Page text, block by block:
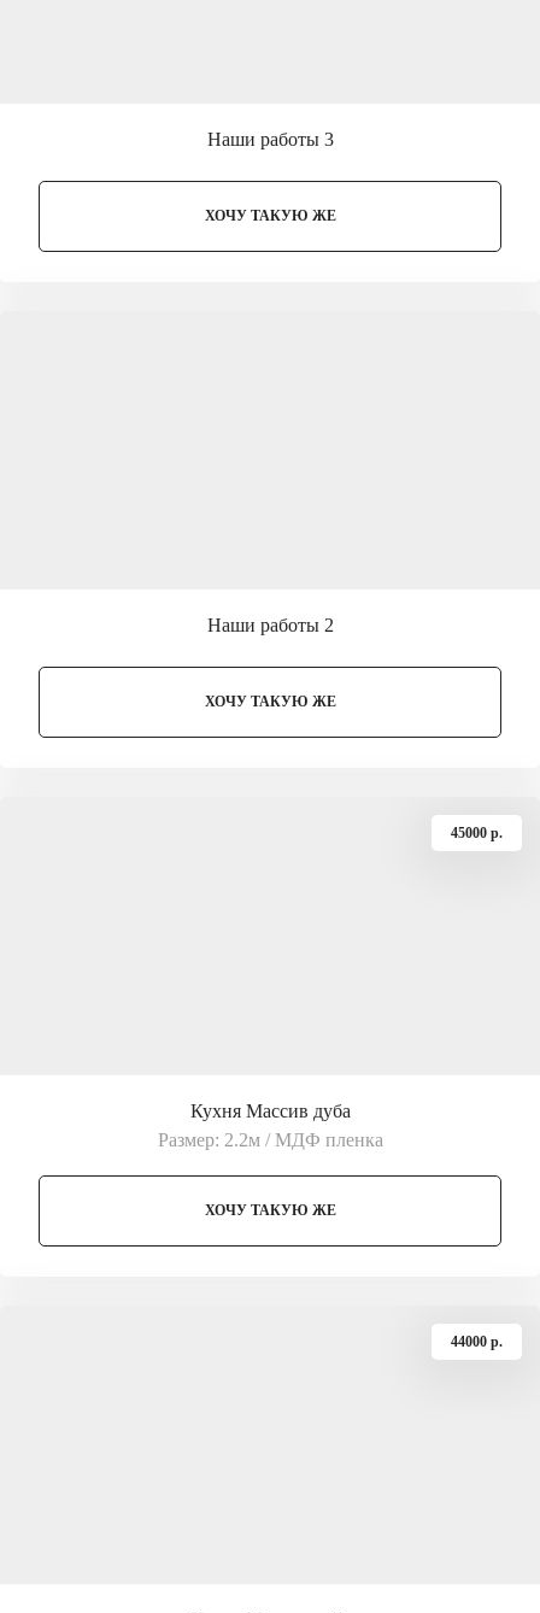
Наши работы 3
ХОЧУ ТАКУЮ ЖЕ
Наши работы 2
ХОЧУ ТАКУЮ ЖЕ
45000 p.
Кухня Массив дуба
Размер: 2.2м / МДФ пленка
ХОЧУ ТАКУЮ ЖЕ
44000 p.